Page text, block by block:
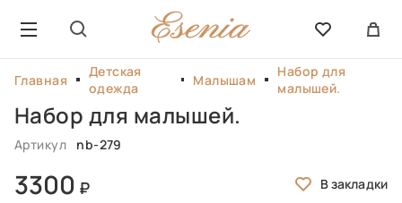
Главная
Детская
одежда
Малышам
Набор для
малышей.
Набор для малышей.
Артикул nb-279
3300